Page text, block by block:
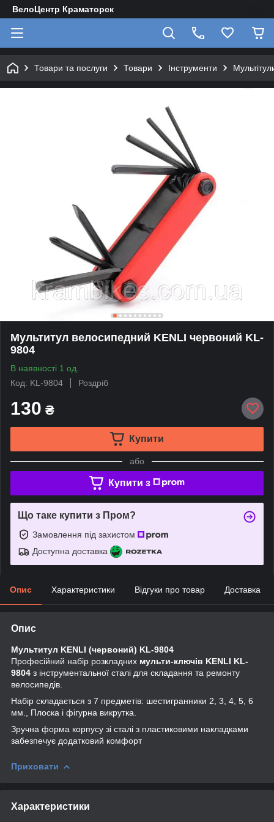
ВелоЦентр Краматорск
Товари та послуги Товари Інструменти
Мультитул велосипедний KENLI червоний KL-
9804
В наявності 1 од.
Код: KL-9804
Роздріб
130 ₴
Купити
або
Купити з
Що таке купити з Пром?
Замовлення під захистом
Доступна доставка
Опис Характеристики Відгуки про товар Доставка
Опис
Мультитул KENLI (червоний) KL-9804
Професійний набір розкладних мульти-ключів KENLI KL-
9804 з інструментальної сталі для складання та ремонту
велосипедів.
Набір складається з 7 предметів: шестигранники 2, 3, 4, 5, 6
мм., Плоска і фігурна викрутка.
Зручна форма корпусу зі сталі з пластиковими накладками
забезпечує додатковий комфорт
Приховати
Характеристики